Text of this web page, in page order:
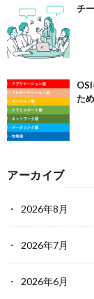
チ
た
アーカイブ
2026年8月
2026年7月
2026年6月